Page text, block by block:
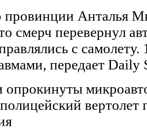
провинции Анталья
смерч перевернул
с самолету.
передает Daily
вертолет